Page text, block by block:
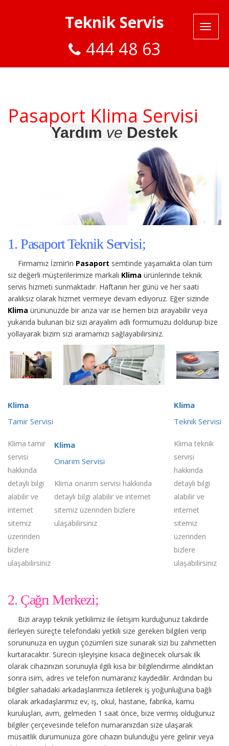
Teknik Servis
444 48 63
Pasaport Klima Servisi
Yardım ve Destek
1. Pasaport Teknik Servisi;
Firmamız İzmir’in Pasaport semtinde yaşamakta olan tüm
siz değerli müşterilerimize markalı Klima ürünlerinde teknik
servis hizmeti sunmaktadır. Haftanın her günü ve her saati
aralıksız olarak hizmet vermeye devam ediyoruz. Eğer sizinde
Klima ürününüzde bir arıza var ise hemen bizi arayabilir veya
yukarıda bulunan biz sizi arayalım adlı formumuzu doldurup bize
yollayarak bizim sizi aramamızı sağlayabilirsiniz.
Klima
Tamir Servisi
Klima tamir
servisi
hakkında
detaylı bilgi
alabilir ve
internet
sitemiz
üzerinden
bizlere
ulaşabilirsiniz
Klima
Onarım Servisi
Klima onarım servisi hakkında
detaylı bilgi alabilir ve internet
sitemiz üzerinden bizlere
ulaşabilirsiniz
Klima
Teknik Servisi
Klima teknik
servisi
hakkında
detaylı bilgi
alabilir ve
internet
sitemiz
üzerinden
bizlere
ulaşabilirsiniz
2. Çağrı Merkezi;
Bizi arayıp teknik yetkilimiz ile iletişim kurduğunuz takdirde
ilerleyen süreçte telefondaki yetkili size gereken bilgileri verip
sorununuza en uygun çözümleri size sunarak sizi bu zahmetten
kurtaracaktır. Sürecin işleyişine kısaca değinecek olursak ilk
olarak cihazınızın sorunuyla ilgili kısa bir bilgilendirme alındıktan
sonra isim, adres ve telefon numaranız kaydedilir. Ardından bu
bilgiler sahadaki arkadaşlarımıza iletilerek iş yoğunluğuna bağlı
olarak arkadaşlarımız ev, iş, okul, hastane, fabrika, kamu
kuruluşları, avm, gelmeden 1 saat önce, bize vermiş olduğunuz
bilgiler çerçevesinde telefon numaranızdan size ulaşarak
müsaitlik durumunuza göre cihazın bulunduğu yere gelinir veya